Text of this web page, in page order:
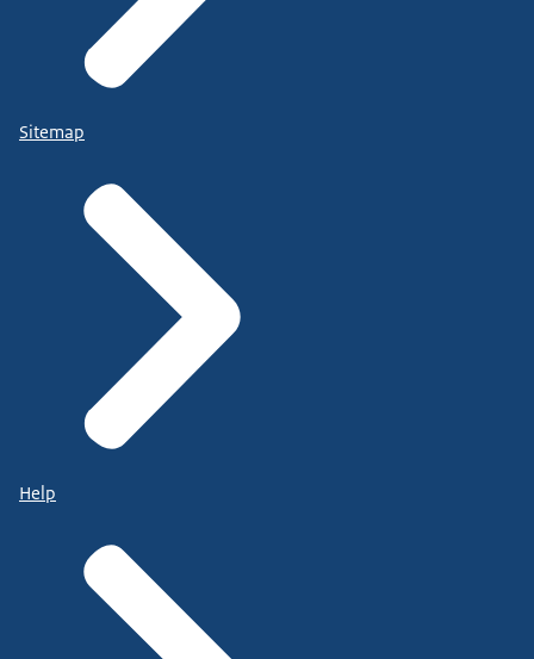
Sitemap
Help